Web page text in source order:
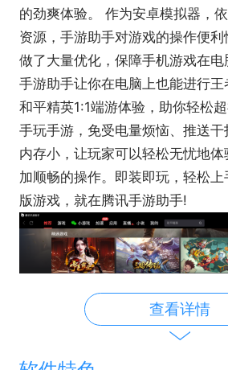
的劲爽体验。 作为安卓模拟器，
资源，手游助手对游戏的操作便
做了大量优化，保障手机游戏在电
手游助手让你在电脑上也能进行
和平精英1:1端游体验，助你轻松
手玩手游，免受电量烦恼、推送干
内存小，让玩家可以轻松无忧地
加顺畅的操作。即装即玩，轻松
版游戏，就在腾讯手游助手!
查看详情